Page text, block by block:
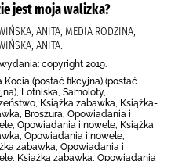
jest moja walizka?
ANITA, MEDIA RODZINA,
ANITA.
copyright 2019.
Kocia (postać fikcyjna) (postać
Lotniska, Samoloty,
Książka zabawka, Książka-
Broszura, Opowiadania i
Opowiadania i nowele, Książka
Opowiadania i nowele,
zabawka, Opowiadania i
Książka zabawka, Opowiadania